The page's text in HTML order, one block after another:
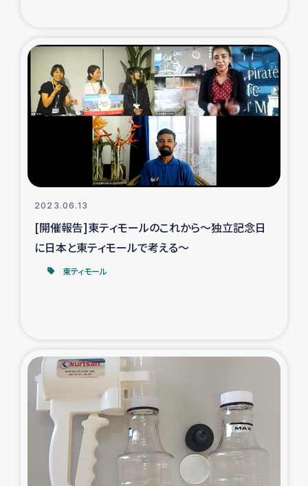
デニヤヤ小規模紅茶農家支援
コーヒー生産者支援
アイナロ県マウベシ郡でのコーヒー畑改善事業
ベイルート大規模爆発被災者支援
アグロフォレストリー（カカオ）事業
2023.06.13
[開催報告]東ティモールのこれから～独立記念日
に日本と東ティモールで考える～
東ティモール